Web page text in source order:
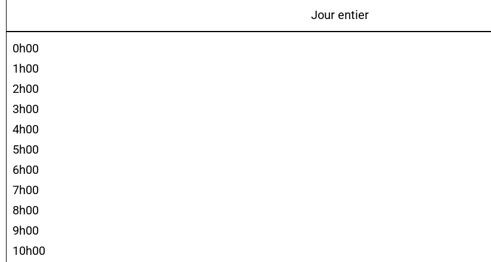
Jour entier
0h00
1h00
2h00
3h00
4h00
5h00
6h00
7h00
8h00
9h00
10h00